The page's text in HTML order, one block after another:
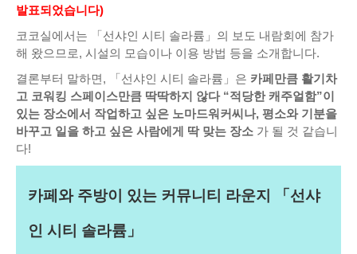
발표되었습니다)
코코실에서는 「선샤인 시티 솔라륨」의 보도 내람회에 참가
해 왔으므로, 시설의 모습이나 이용 방법 등을 소개합니다.
결론부터 말하면, 「선샤인 시티 솔라륨」은 카페만큼 활기차
고 코워킹 스페이스만큼 딱딱하지 않다 “적당한 캐주얼함”이
있는 장소에서 작업하고 싶은 노마드워커씨나, 평소와 기분을
바꾸고 일을 하고 싶은 사람에게 딱 맞는 장소 가 될 것 같습니
다!
카페와 주방이 있는 커뮤니티 라운지 「선샤
인 시티 솔라륨」